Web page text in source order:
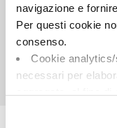
navigazione e
Per questi cookie
consenso.
Cookie
necessari per
Cookie di